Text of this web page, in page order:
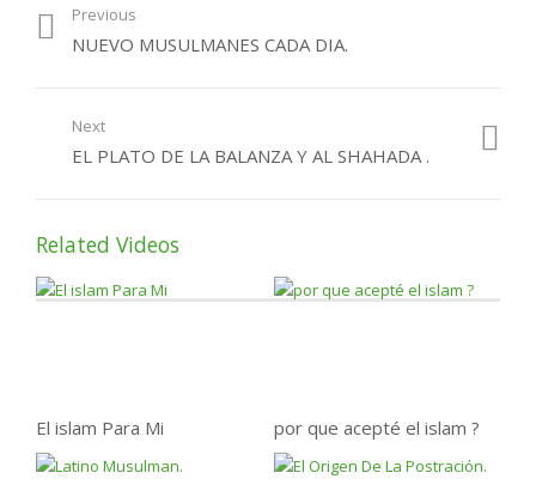
Previous
NUEVO MUSULMANES CADA DIA.
Next
EL PLATO DE LA BALANZA Y AL SHAHADA .
Related Videos
El islam Para Mi por que acepté el islam ?